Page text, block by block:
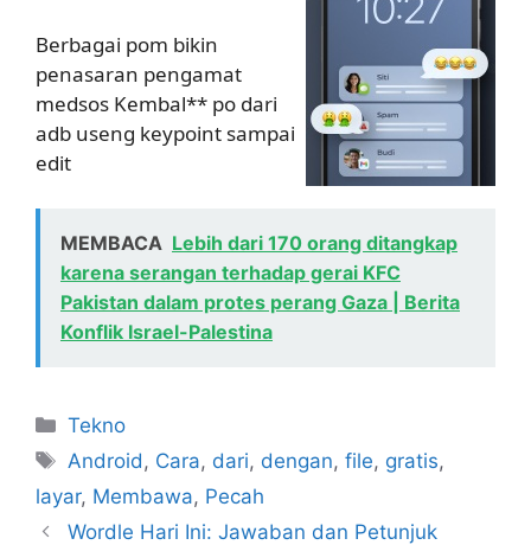
Berbagai pom bikin
penasaran pengamat
medsos Kembal** po dari
adb useng keypoint sampai
edit
MEMBACA Lebih dari 170 orang ditangkap
karena serangan terhadap gerai KFC
Pakistan dalam protes perang Gaza | Berita
Konflik Israel-Palestina
Kategori
Tekno
Tag
Android , Cara, dari, dengan,file, gratis,
layar, Membawa, Pecah
Wordle Hari Ini: Jawaban dan Petunjuk